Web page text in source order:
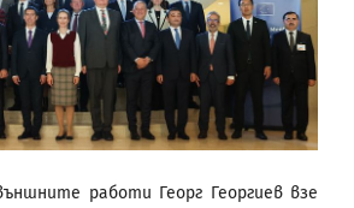
работи Георг Георгиев взе